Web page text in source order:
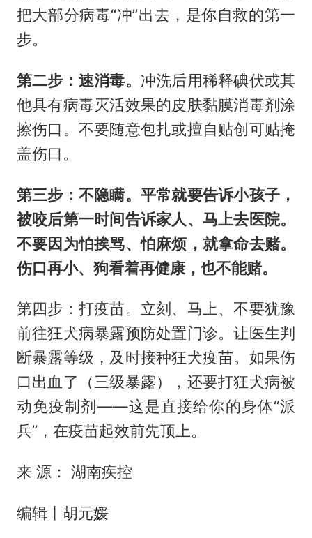
把大部分病毒“冲”出去，是你自救的第一
步。
第二步：速消毒。 冲洗后用稀释碘伏或其
他具有病毒灭活效果的皮肤黏膜消毒剂涂
擦伤口。不要随意包扎或擅自贴创可贴掩
盖伤口。
第三步：不隐瞒。平常就要告诉小孩子，
被咬后第一时间告诉家人、马上去医院。
不要因为怕挨骂、怕麻烦，就拿命去赌。
伤口再小、狗看着再健康，也不能赌。
第四步：打疫苗。立刻、马上、不要犹豫
前往狂犬病暴露预防处置门诊。让医生判
断暴露等级，及时接种狂犬疫苗。如果伤
口出血了（三级暴露），还要打狂犬病被
动免疫制剂——这是直接给你的身体“派
兵”，在疫苗起效前先顶上。
来 源： 湖南疾控
编辑丨胡元媛